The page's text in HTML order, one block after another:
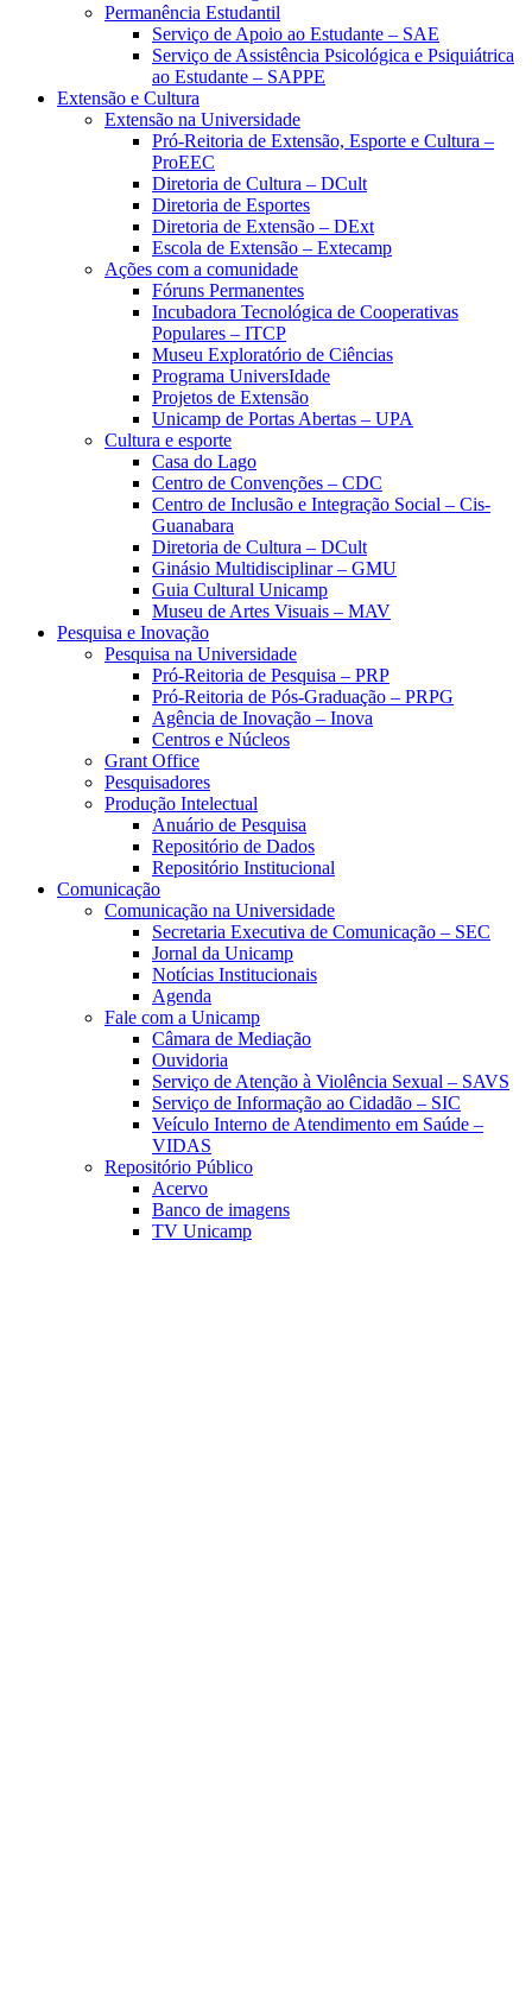
Permanência Estudantil
Serviço de Apoio ao Estudante – SAE
Serviço de Assistência Psicológica e Psiquiátrica
ao Estudante – SAPPE
Extensão e Cultura
Extensão na Universidade
Pró-Reitoria de Extensão, Esporte e Cultura –
ProEEC
Diretoria de Cultura – DCult
Diretoria de Esportes
Diretoria de Extensão – DExt
Escola de Extensão – Extecamp
Ações com a comunidade
Fóruns Permanentes
Incubadora Tecnológica de Cooperativas
Populares – ITCP
Museu Exploratório de Ciências
Programa UniversIdade
Projetos de Extensão
Unicamp de Portas Abertas – UPA
Cultura e esporte
Casa do Lago
Centro de Convenções – CDC
Centro de Inclusão e Integração Social – Cis-
Guanabara
Diretoria de Cultura – DCult
Ginásio Multidisciplinar – GMU
Guia Cultural Unicamp
Museu de Artes Visuais – MAV
Pesquisa e Inovação
Pesquisa na Universidade
Pró-Reitoria de Pesquisa – PRP
Pró-Reitoria de Pós-Graduação – PRPG
Agência de Inovação – Inova
Centros e Núcleos
Grant Office
Pesquisadores
Produção Intelectual
Anuário de Pesquisa
Repositório de Dados
Repositório Institucional
Comunicação
Comunicação na Universidade
Secretaria Executiva de Comunicação – SEC
Jornal da Unicamp
Notícias Institucionais
Agenda
Fale com a Unicamp
Câmara de Mediação
Ouvidoria
Serviço de Atenção à Violência Sexual – SAVS
Serviço de Informação ao Cidadão – SIC
Veículo Interno de Atendimento em Saúde –
VIDAS
Repositório Público
Acervo
Banco de imagens
TV Unicamp